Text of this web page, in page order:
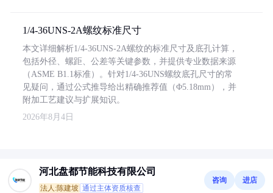
1/4-36UNS-2A螺纹标准尺寸
本文详细解析1/4-36UNS-2A螺纹的标准尺寸及底孔计算，
包括外径、螺距、公差等关键参数，并提供专业数据来源
（ASME B1.1标准）。针对1/4-36UNS螺纹底孔尺寸的常
见疑问，通过公式推导给出精确推荐值（Φ5.18mm），并
附加工艺建议与扩展知识。
2026年8月4日
河北盘都节能科技有限公司
法人:陈建坡 通过主体资质核查
咨询 进店